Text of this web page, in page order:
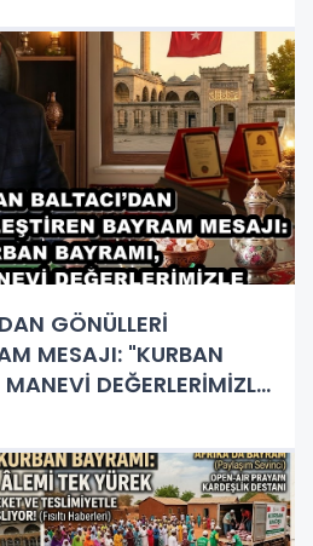
GÖNÜLLERİ
MESAJI: "KURBAN
DEĞERLERİMİZLE